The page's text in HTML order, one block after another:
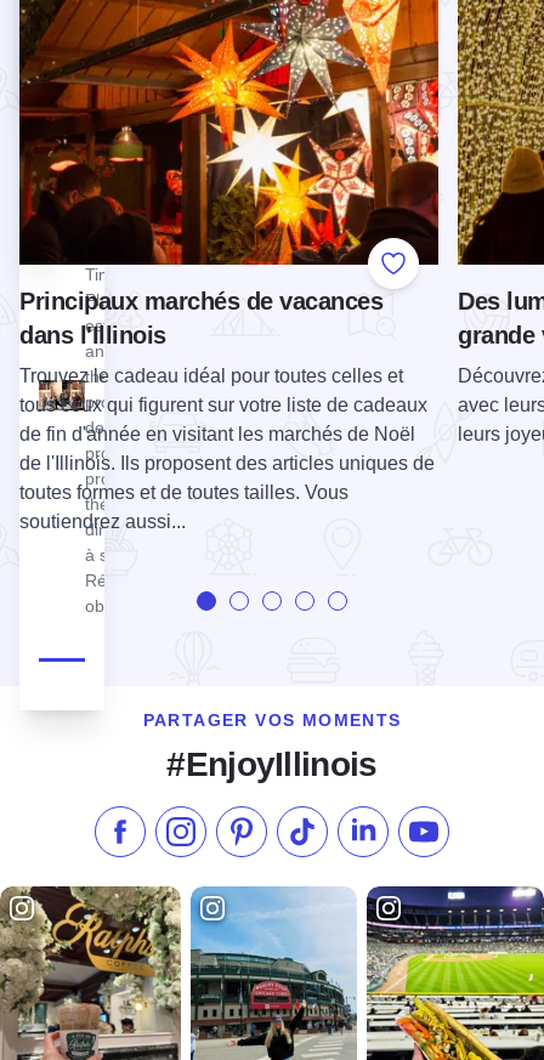
autoroutes
64 et 84, à
quelques
minutes du
fleuve
Mississippi.
Notre...
Timber
Lake
Playhouse
Timber Lake
Playhouse
est le plus
ancien
théâtre d'été
professionnel
de l'Illinois. Il
propose des
productions
théâtrales en
direct de mai
à septembre.
Réservations
obligatoires.
Voir Timber Lake Playhouse
de jeux
dans la
région des
Quad Cities
du
Midwest...
Add to Favorites
Principaux marchés de vacances
dans l'Illinois
Trouvez le cadeau idéal pour toutes celles et
tous ceux qui figurent sur votre liste de cadeaux
de fin d'année en visitant les marchés de Noël
de l'Illinois. Ils proposent des articles uniques de
toutes formes et de toutes tailles. Vous
soutiendrez aussi...
Des
grande
avec
leurs
PARTAGER VOS MOMENTS
#EnjoyIllinois
Aimez-nous sur Facebook
Suivez-nous sur Instagram
Consultez notre Pinterest
Suivez-nous sur TikTok
Suivez-nous sur
S'abonner à